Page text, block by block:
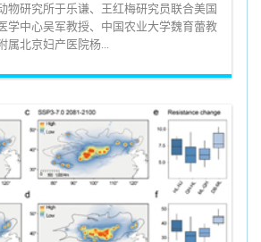
研究所于乐谦、王红梅研究员联合美国
学中心吴军教授、中国农业大学魏育蕾教
北京妇产医院杨...